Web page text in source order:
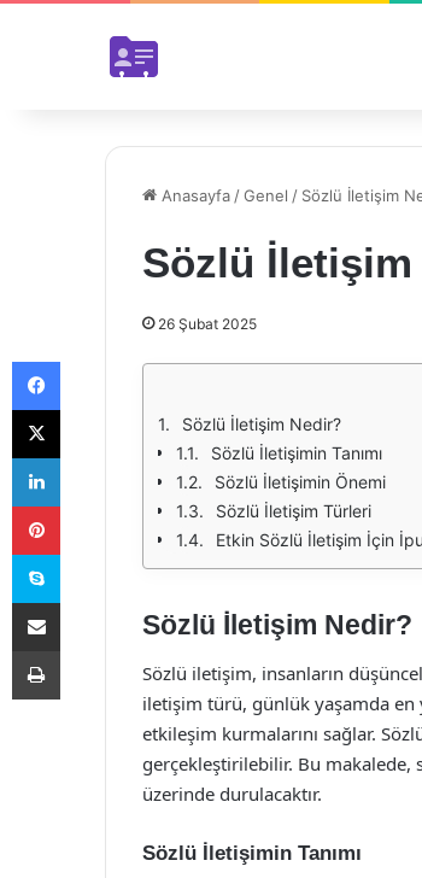
Anasayfa /Genel / Sözlü İletişim
Sözlü İletişim
26 Şubat 2025
Sözlü İletişim Nedir?
Sözlü İletişimin Tanımı
Sözlü İletişimin Önemi
Sözlü İletişim Türleri
Etkin Sözlü İletişim İçin
Sözlü İletişim Nedir?
Sözlü iletişim, insanların
iletişim türü, günlük yaşamda
etkileşim kurmalarını sağlar.
gerçekleştirilebilir. Bu makalede,
üzerinde durulacaktır.
Sözlü İletişimin Tanımı
Facebook
X
LinkedIn
Pinterest
Skype
E-Posta ile paylaş